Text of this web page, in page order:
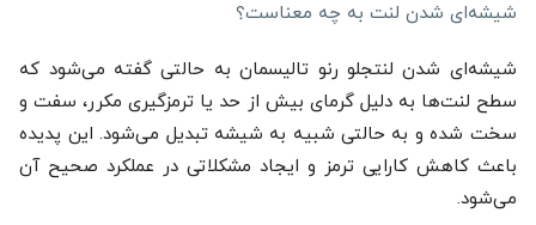
شیشه‌ای شدن لنت به چه معناست؟
شیشه‌ای شدن لنتجلو رنو تالیسمان به حالتی گفته می‌شود که
سطح لنت‌ها به دلیل گرمای بیش از حد یا ترمزگیری مکرر، سفت و
سخت شده و به حالتی شبیه به شیشه تبدیل می‌شود. این پدیده
باعث کاهش کارایی ترمز و ایجاد مشکلاتی در عملکرد صحیح آن
می‌شود.